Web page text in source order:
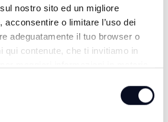
nostro sito ed un migliore
acconsentire o limitare l’uso dei
adeguatamente il tuo browser o
qui contenute, che ti invitiamo in
/ FACCIA A FACCIA
18:45